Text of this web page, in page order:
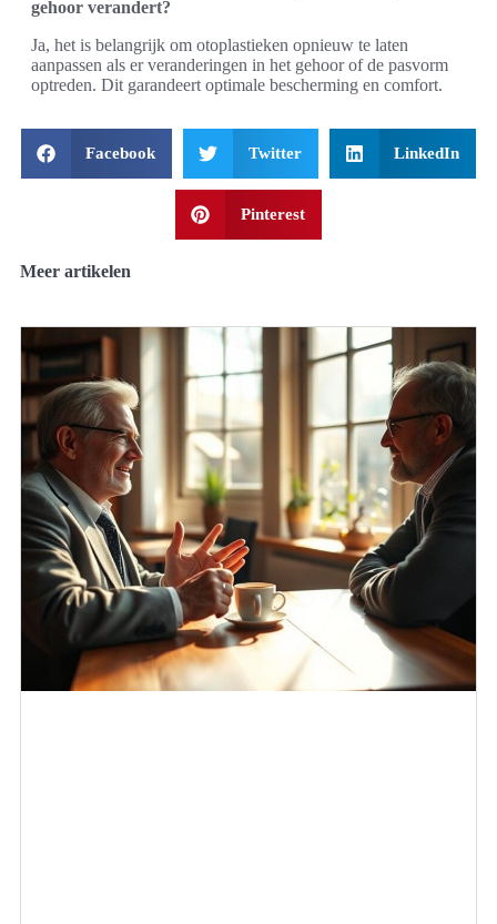
gehoor verandert?
Ja, het is belangrijk om otoplastieken opnieuw te laten
aanpassen als er veranderingen in het gehoor of de pasvorm
optreden. Dit garandeert optimale bescherming en comfort.
Facebook Twitter LinkedIn
Pinterest
Meer artikelen